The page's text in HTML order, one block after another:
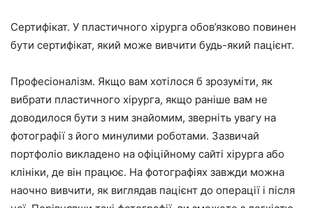
Сертифікат. У пластичного хірурга обов’язково повинен
бути сертифікат, який може вивчити будь-який пацієнт.
Професіоналізм. Якщо вам хотілося б зрозуміти, як
вибрати пластичного хірурга, якщо раніше вам не
доводилося бути з ним знайомим, зверніть увагу на
фотографії з його минулими роботами. Зазвичай
портфоліо викладено на офіційному сайті хірурга або
клініки, де він працює. На фотографіях завжди можна
наочно вивчити, як виглядав пацієнт до операції і після